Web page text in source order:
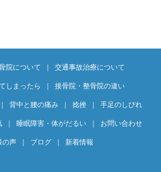
院について 交通事故治療について
しまったら 接骨院・整骨院の違い
背中と腰の痛み 捻挫 手足のしびれ
睡眠障害・体がだるい お問い合わせ
の声 ブログ 新着情報